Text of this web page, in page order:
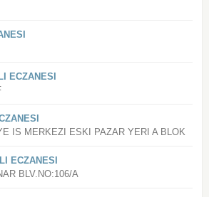
ECZANESI
IS MERKEZI ESKI PAZAR YERI A BLOK
ECZANESI
BLV.NO:106/A